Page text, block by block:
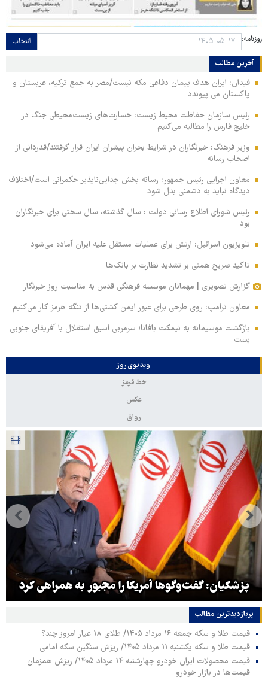
روزنامه: انتخاب
آخرین مطالب
فیدان: ایران هدف پیمان دفاعی مکه نیست/مصر به جمع ترکیه، عربستان و
پاکستان می پیوندد
رئیس سازمان حفاظت محیط زیست: خسارت‌های زیست‌محیطی جنگ در
خلیج فارس را مطالبه‌ می‌کنیم
وزیر فرهنگ: خبرنگاران در شرایط بحران پیشران ایران قرار گرفتند/قدردانی از
اصحاب رسانه
معاون اجرایی رئیس جمهور: رسانه بخش جدایی‌ناپذیر حکمرانی است/اختلاف
دیدگاه نباید به دشمنی بدل شود
رئیس شورای اطلاع رسانی دولت : سال گذشته، سال سختی برای خبرنگاران
بود
تلویزیون اسرائیل: ارتش برای عملیات مستقل علیه ایران آماده می‌شود
تاکید صریح همتی بر تشدید نظارت بر بانک‌ها
گزارش تصویری | مهمانان موسسه فرهنگی قدس به مناسبت روز خبرنگار
معاون ترامپ: روی طرحی برای عبور ایمن کشتی‌ها از تنگه هرمز کار می‌کنیم
بازگشت موسیمانه به نیمکت بافانا؛ سرمربی اسبق استقلال با آفریقای جنوبی
بست
ویدیوی روز
خط قرمز
عکس
رواق
پزشکیان: گفت‌وگوها آمریکا را مجبور به همراهی کرد
پربازدیدترین‌ مطالب
قیمت طلا و سکه جمعه ۱۶ مرداد ۱۴۰۵/ طلای ۱۸ عیار امروز چند؟
قیمت طلا و سکه یکشنبه ۱۱ مرداد ۱۴۰۵/ ریزش سنگین سکه امامی
قیمت محصولات ایران خودرو چهارشنبه ۱۴ مرداد ۱۴۰۵/ ریزش همزمان
قیمت‌ها در بازار خودرو